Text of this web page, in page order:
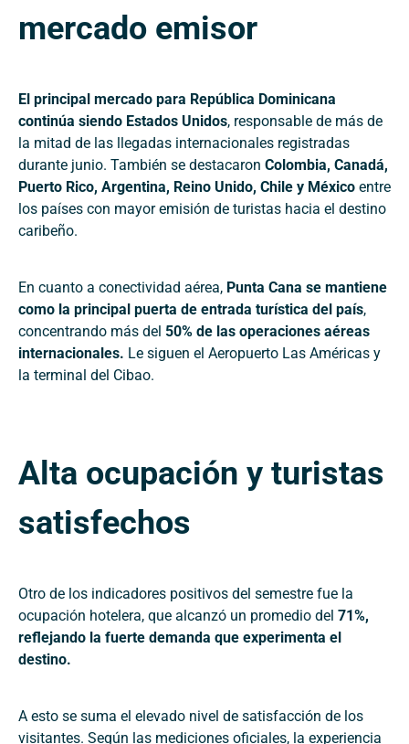
mercado emisor
El principal mercado para República Dominicana
continúa siendo Estados Unidos, responsable de más de
la mitad de las llegadas internacionales registradas
durante junio. También se destacaron Colombia, Canadá,
Puerto Rico, Argentina, Reino Unido, Chile y México entre
los países con mayor emisión de turistas hacia el destino
caribeño.
En cuanto a conectividad aérea, Punta Cana se mantiene
como la principal puerta de entrada turística del país,
concentrando más del 50% de las operaciones aéreas
internacionales. Le siguen el Aeropuerto Las Américas y
la terminal del Cibao.
Alta ocupación y turistas
satisfechos
Otro de los indicadores positivos del semestre fue la
ocupación hotelera, que alcanzó un promedio del 71%,
reflejando la fuerte demanda que experimenta el
destino.
A esto se suma el elevado nivel de satisfacción de los
visitantes. Según las mediciones oficiales, la experiencia